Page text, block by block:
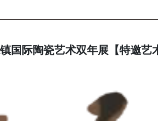
国际陶瓷艺术双年展【特邀艺